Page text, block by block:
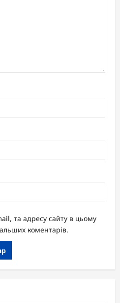
та адресу сайту в цьому
коментарів.